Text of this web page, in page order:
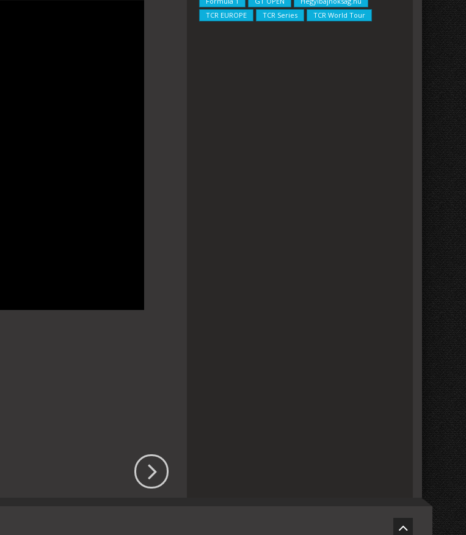
TCR EUROPE
TCR Series TCR World Tour